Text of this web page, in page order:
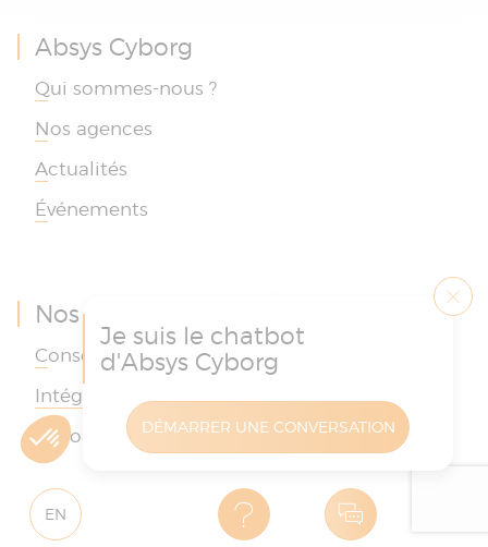
Absys Cyborg
Qui sommes-nous ?
Nos agences
Actualités
Événements
Nos services
Conseil
Intégrer
Accompagner
EN
Je suis le chatbot
d'Absys Cyborg
DÉMARRER UNE CONVERSATION